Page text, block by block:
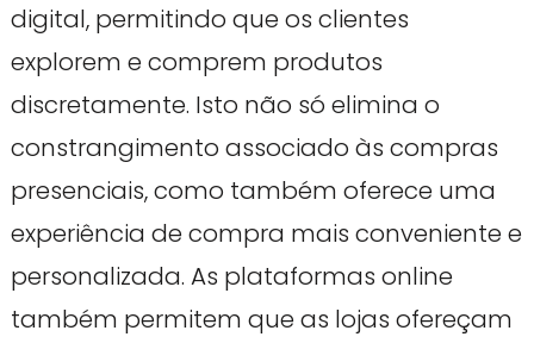
digital, permitindo que os clientes
explorem e comprem produtos
discretamente. Isto não só elimina o
constrangimento associado às compras
presenciais, como também oferece uma
experiência de compra mais conveniente e
personalizada. As plataformas online
também permitem que as lojas ofereçam